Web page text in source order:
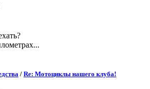
/ Re: Мотоциклы нашего клуба!